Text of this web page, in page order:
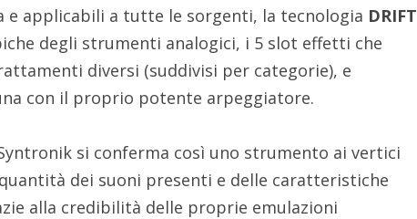
e applicabili a tutte le sorgenti, la tecnologia DRIFT
degli strumenti analogici, i 5 slot effetti che
diversi (suddivisi per categorie), e
con il proprio potente arpeggiatore.
si conferma così uno strumento ai vertici
dei suoni presenti e delle caratteristiche
alla credibilità delle proprie emulazioni